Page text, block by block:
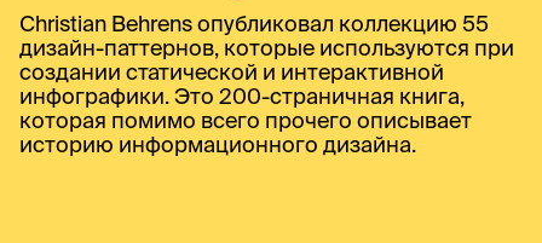
Christian Behrens опубликовал коллекцию 55
дизайн-паттернов, которые используются при
создании статической и интерактивной
инфографики. Это 200-страничная книга,
которая помимо всего прочего описывает
историю информационного дизайна.